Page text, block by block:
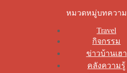
หมวดหมู่บทความ
Travel
กิจกรรม
ข่าวบ้านเฮา
คลังความรู้